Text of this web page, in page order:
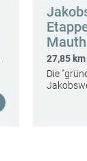
27,85
Die